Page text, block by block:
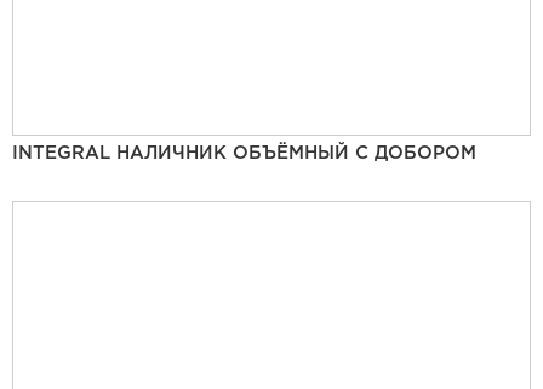
INTEGRAL НАЛИЧНИК ОБЪЁМНЫЙ С ДОБОРОМ